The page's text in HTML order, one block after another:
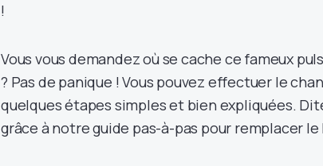
!
Vous vous demandez où se cache ce fameux
? Pas de panique ! Vous pouvez effectuer le
quelques étapes simples et bien expliquées.
grâce à notre guide pas-à-pas pour remplacer le